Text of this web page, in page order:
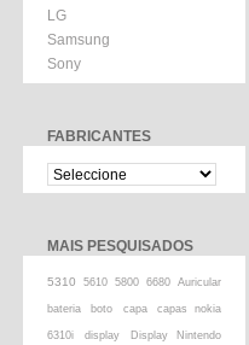
LG
Samsung
Sony
FABRICANTES
MAIS PESQUISADOS
5310 5610 5800 6680 Auricular
bateria boto capa capas nokia
6310i display Display Nintendo